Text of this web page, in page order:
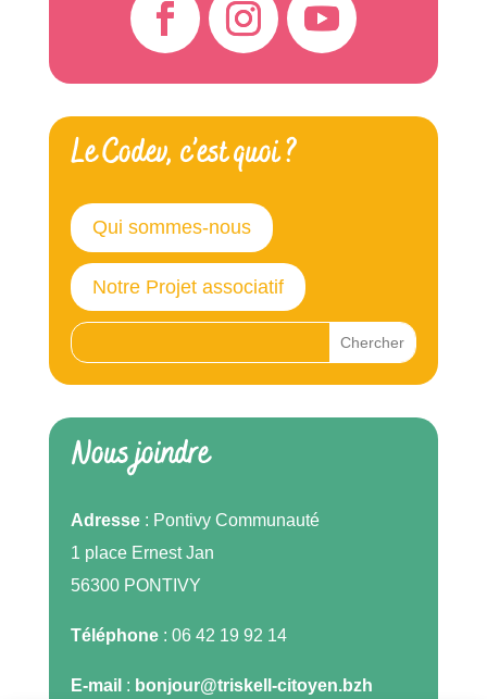
Le Codev, c’est quoi ?
Qui sommes-nous
Notre Projet associatif
Nous joindre
Adresse : Pontivy Communauté
1 place Ernest Jan
56300 PONTIVY
Téléphone: 06 42 19 92 14
E-mail : bonjour@triskell-citoyen.bzh